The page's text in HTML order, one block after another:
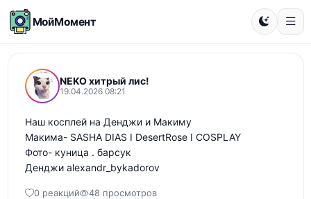
МойМомент
NEKO хитрый лис!
19.04.2026 08:21
Наш косплей на Денджи и Макиму
Макима- SASHA DIAS I DesertRose I COSPLAY
Фото- куница . барсук
Денджи alexandr_bykadorov
0 реакций 48 просмотров